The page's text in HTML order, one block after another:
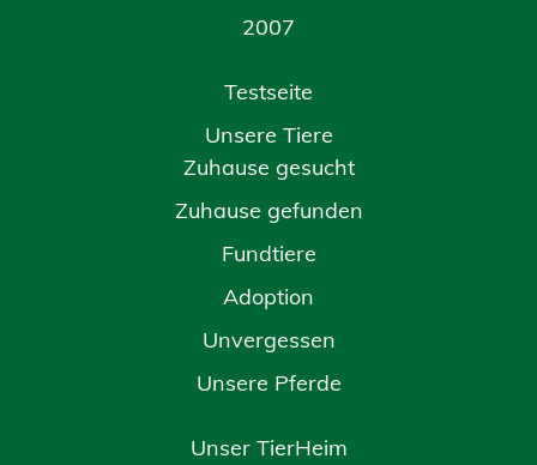
2007
Testseite
Unsere Tiere
Zuhause gesucht
Zuhause gefunden
Fundtiere
Adoption
Unvergessen
Unsere Pferde
Unser TierHeim